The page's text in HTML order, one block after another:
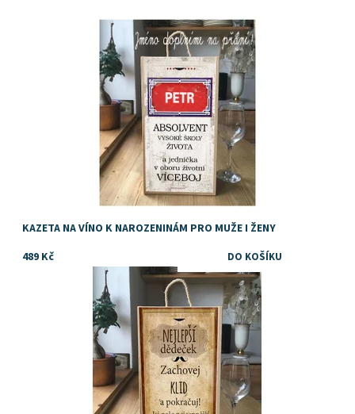
Skladem
KAZETA NA VÍNO K NAROZENINÁM PRO MUŽE I ŽENY
489 Kč
Skladem